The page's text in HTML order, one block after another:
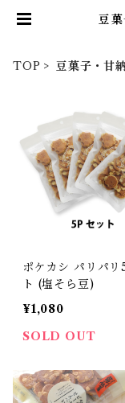
豆
TOP 豆菓子・甘
ポケカシ パリパリ
ト (塩そら豆)
¥1,080
SOLD OUT